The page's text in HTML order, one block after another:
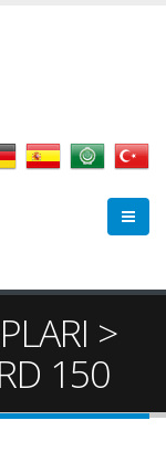
>
150